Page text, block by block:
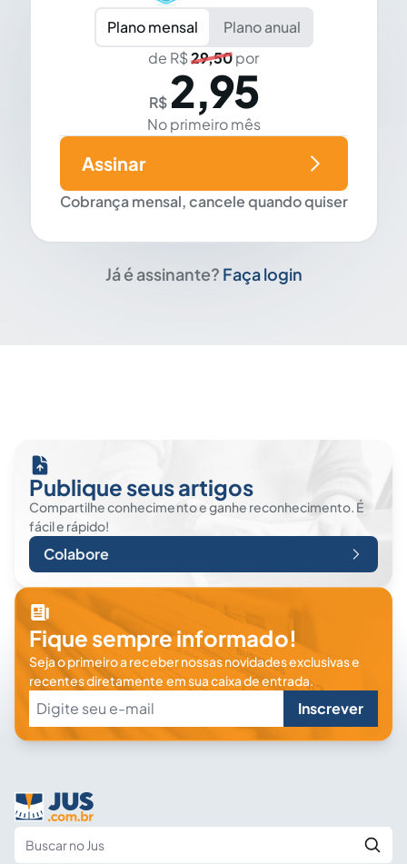
Plano mensal
Plano anual
de R$29,50por
R$ 2,95
No primeiro mês
Cobrança mensal, cancele quando quiser
Assinar
Já é assinante? Faça login
Publique seus artigos
Compartilhe conhecimento e ganhe reconhecimento. É
fácil e rápido!
Colabore
Fique sempre informado!
Seja o primeiro a receber nossas novidades exclusivas e
recentes diretamente em sua caixa de entrada.
Inscrever